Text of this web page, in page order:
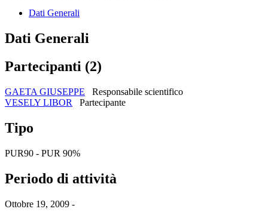
Dati Generali
Dati Generali
Partecipanti (2)
GAETA GIUSEPPE
Responsabile scientifico
VESELY LIBOR
Partecipante
Tipo
PUR90 - PUR 90%
Periodo di attività
Ottobre 19, 2009 -